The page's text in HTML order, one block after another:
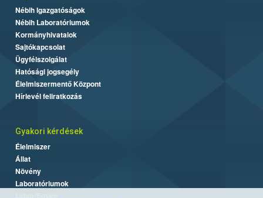
Nébih Igazgatóságok
Nébih Laboratóriumok
Kormányhivatalok
Sajtókapcsolat
Ügyfélszolgálat
Hatósági jogsegély
Élelmiszermentő Központ
Hírlevél feliratkozás
Gyakori kérdések
Élelmiszer
Állat
Növény
Laboratóriumok